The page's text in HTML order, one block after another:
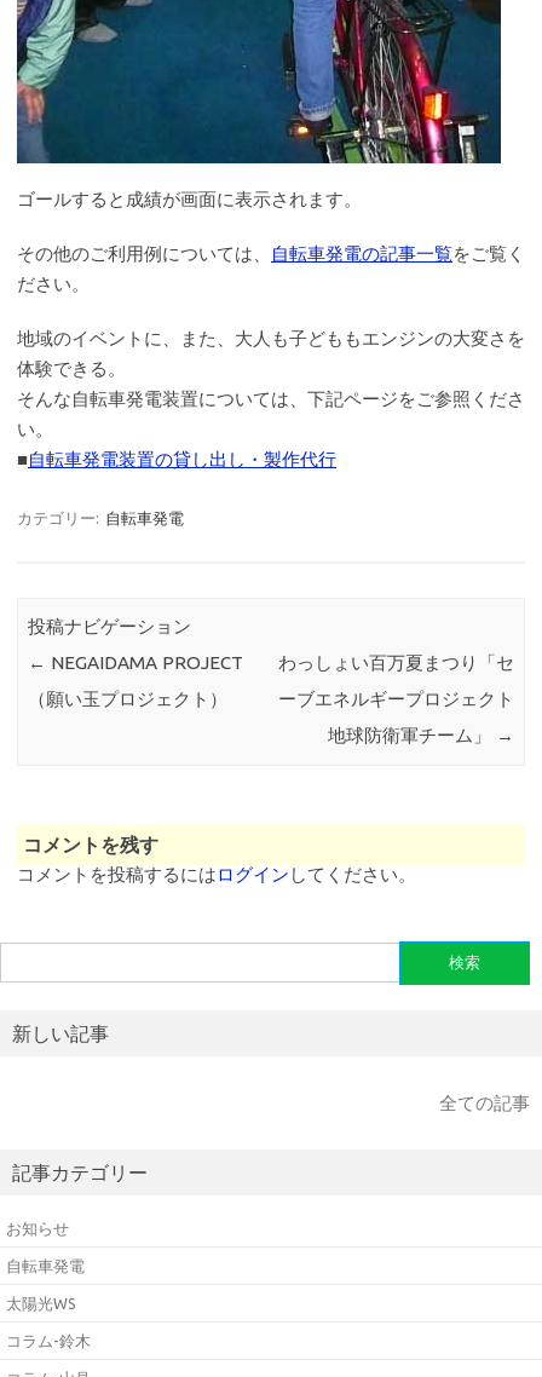
ゴールすると成績が画面に表示されます。
その他のご利用例については、 自転車発電の記事一覧をご覧く
ださい。
地域のイベントに、また、大人も子どももエンジンの大変さを
体験できる。
そんな自転車発電装置については、下記ページをご参照くださ
い。
■自転車発電装置の貸し出し・製作代行
カテゴリー: 自転車発電
投稿ナビゲーション
← NEGAIDAMA PROJECT
（願い玉プロジェクト）
わっしょい百万夏まつり「セ
ーブエネルギープロジェクト
地球防衛軍チーム」
→
コメントを残す
コメントを投稿するにはログイン してください。
索:
新しい記事
全ての記事
記事カテゴリー
お知らせ
自転車発電
太陽光WS
コラム-鈴木